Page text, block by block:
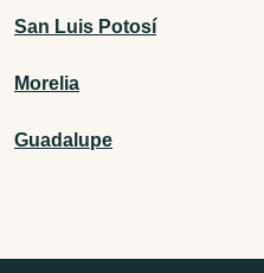
San Luis Potosí
Morelia
Guadalupe